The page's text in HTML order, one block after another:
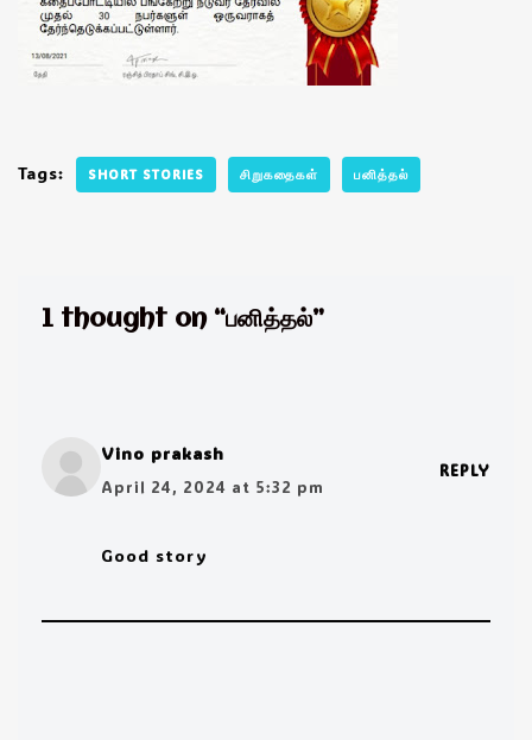
Tags: SHORT STORIES சிறுகதைகள் பனித்தல்
1 thought on “பனித்தல்”
Vino prakash
April 24, 2024 at 5:32 pm
REPLY
Good story